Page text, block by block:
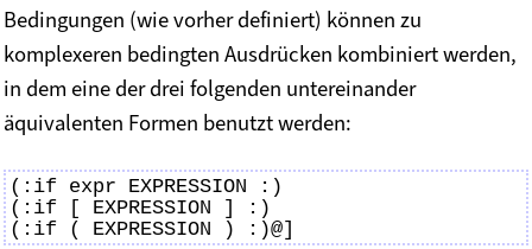
Bedingungen (wie vorher definiert) können zu
komplexeren bedingten Ausdrücken kombiniert werden,
in dem eine der drei folgenden untereinander
äquivalenten Formen benutzt werden:
(:if expr EXPRESSION :)
(:if [ EXPRESSION ] :)